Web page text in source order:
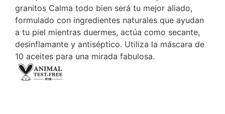
formulado con ingredientes naturales que ayudan
a tu piel mientras duermes, actúa como secante,
desinflamante y antiséptico. Utiliza la máscara de
10 aceites para una mirada fabulosa.